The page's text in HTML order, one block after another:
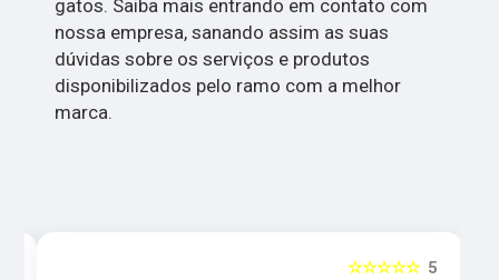
gatos. Saiba mais entrando em contato com
nossa empresa, sanando assim as suas
dúvidas sobre os serviços e produtos
disponibilizados pelo ramo com a melhor
marca.
5
☆☆☆☆☆